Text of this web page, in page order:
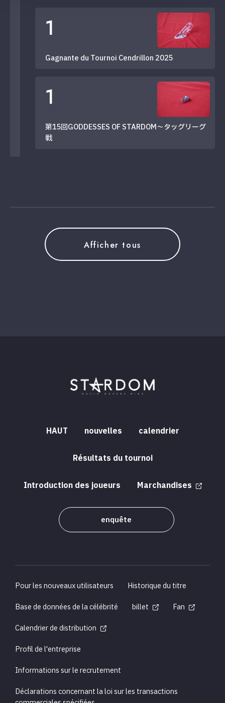
1
Gagnante du Tournoi Cendrillon 2025
1
第15回GODDESSES OF STARDOM～タッグリーグ
戦
Afficher tous
HAUT nouvelles calendrier
Résultats du tournoi
Introduction des joueurs Marchandises
enquête
Pour les nouveaux utilisateurs
Historique du titre
Base de données de la célébrité
billet
Fan
Calendrier de distribution
Profil de l'entreprise
Informations sur le recrutement
Déclarations concernant la loi sur les transactions